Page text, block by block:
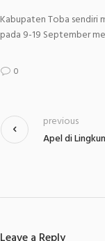
Kabupaten Toba sendiri
pada 9-19 September
0
Apel di
previous